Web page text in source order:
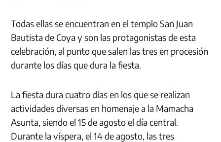
Todas ellas se encuentran en el templo San Juan
Bautista de Coya y son las protagonistas de esta
celebración, al punto que salen las tres en procesión
durante los días que dura la fiesta.
La fiesta dura cuatro días en los que se realizan
actividades diversas en homenaje a la Mamacha
Asunta, siendo el 15 de agosto el día central.
Durante la víspera, el 14 de agosto, las tres